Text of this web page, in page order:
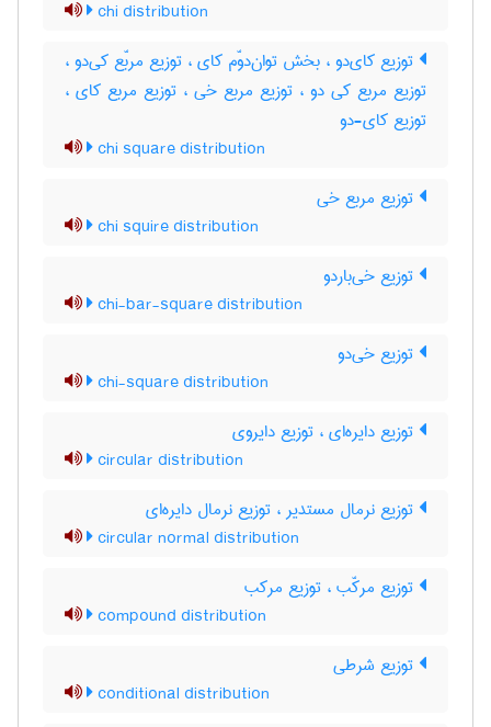
chi distribution
توزیع کای‌دو ، بخش توان‌دوّم کای ، توزیع مربّع کی‌دو ،
توزیع مربع کی دو ، توزیع مربع خی ، توزیع مربع کای ،
توزیع کای-دو
chi square distribution
توزیع مربع خی
chi squire distribution
توزیع خی‌باردو
chi-bar-square distribution
توزیع خی‌دو
chi-square distribution
توزیع دایره‌ای ، توزیع دایروی
circular distribution
توزیع نرمال مستدیر ، توزیع نرمال دایره‌ای
circular normal distribution
توزیع مرکّب ، توزیع مرکب
compound distribution
توزیع شرطی
conditional distribution